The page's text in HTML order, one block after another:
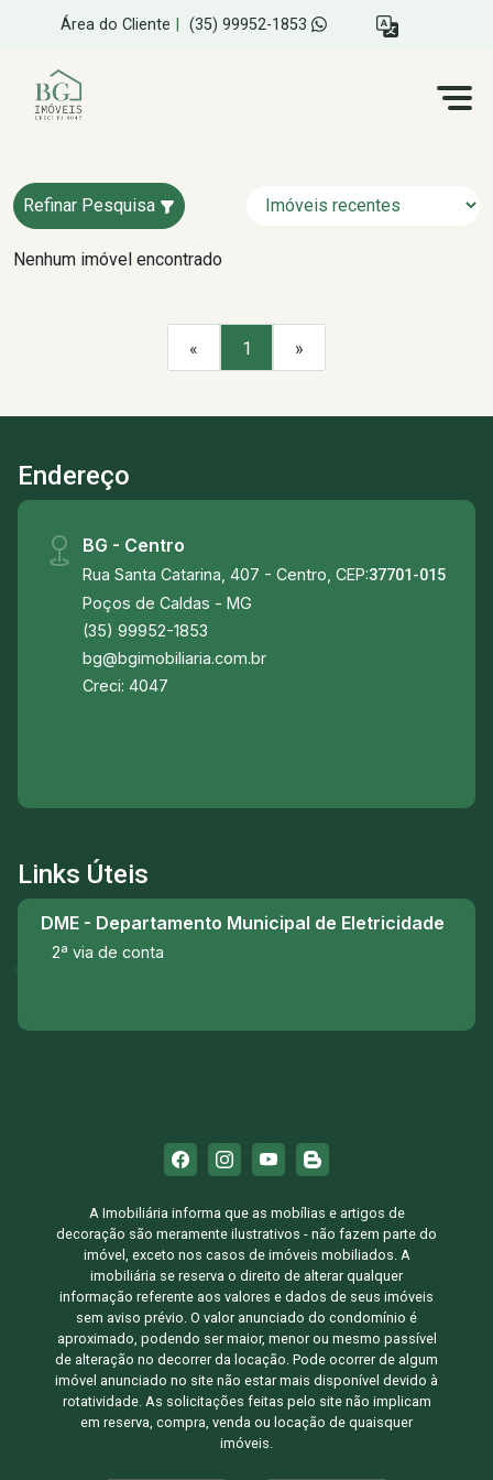
Área do Cliente (35) 99952-1853
Refinar Pesquisa
Nenhum imóvel encontrado
« 1 »
Endereço
BG - Centro
Rua Santa Catarina, 407 - Centro, CEP:37701-015
Poços de Caldas - MG
(35) 99952-1853
bg@bgimobiliaria.com.br
Creci: 4047
Links Úteis
DME - Departamento Municipal de Eletricidade
2ª via de conta
A Imobiliária informa que as mobílias e artigos de
decoração são meramente ilustrativos - não fazem parte do
imóvel, exceto nos casos de imóveis mobiliados. A
imobiliária se reserva o direito de alterar qualquer
informação referente aos valores e dados de seus imóveis
sem aviso prévio. O valor anunciado do condomínio é
aproximado, podendo ser maior, menor ou mesmo passível
de alteração no decorrer da locação. Pode ocorrer de algum
imóvel anunciado no site não estar mais disponível devido à
rotatividade. As solicitações feitas pelo site não implicam
em reserva, compra, venda ou locação de quaisquer
imóveis.